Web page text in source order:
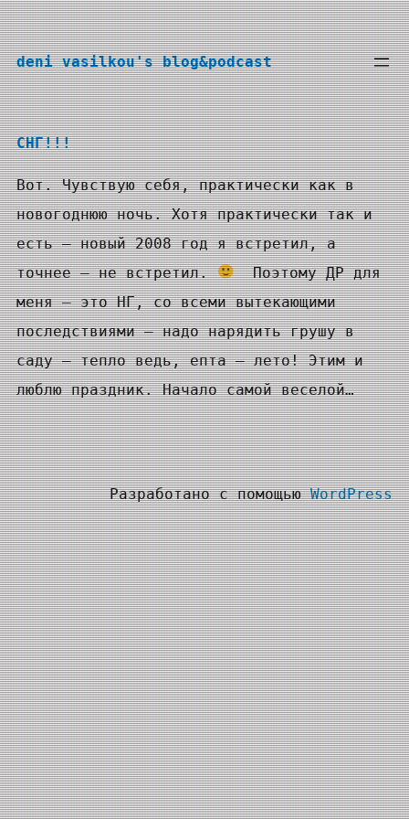
Перейти
к
содержимому
deni vasilkou's blog&podcast
СНГ!!!
Вот. Чувствую себя, практически как в
новогоднюю ночь. Хотя практически так и
есть — новый 2008 год я встретил, а
точнее — не встретил.
Поэтому ДР для
меня — это НГ, со всеми вытекающими
последствиями — надо нарядить грушу в
саду — тепло ведь, епта — лето! Этим и
люблю праздник. Начало самой веселой…
Разработано с помощьюWordPress